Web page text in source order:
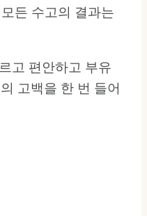
든 수고의 결과는
고 편안하고 부유
고백을 한 번 들어